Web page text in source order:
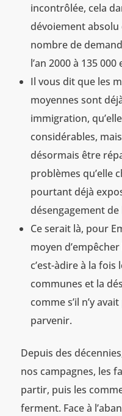
incontrôlée, cela
dévoiement absolu
nombre de
l’an 2000 à 135 000
Il vous dit que les
moyennes sont
immigration,
considérables,
désormais être
problèmes qu’elle
pourtant déjà
désengagement de
Ce serait là, pour
moyen
c’est-àdire à la
communes et la
comme s’il n’y
parvenir.
Depuis des
nos campagnes, les
partir, puis les
ferment. Face à